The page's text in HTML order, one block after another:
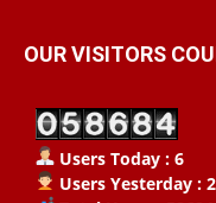
OUR VISITORS
Users Today : 6
Users Yesterday :